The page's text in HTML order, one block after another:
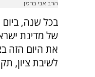
הרב אבי ברמן
בכל שנה, ביום
של מדינת
את היום הזה
לשיבת ציון,